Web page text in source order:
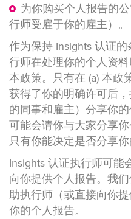
为你购买个人报告的
行师受雇于你的雇主）。
作为保持 Insights 认证
行师在处理你的个人资
本政策。只有在 (a) 本政
获得了你的明确许可后
的同事和雇主）分享你
可能会请你与大家分享
只有你能决定是否分享你
Insights 认证执行师可能
向你提供个人报告。我
助执行师（或直接向你
你的个人报告。